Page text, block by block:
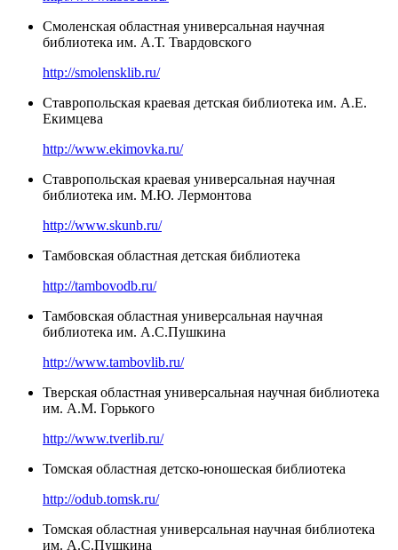
Смоленская областная универсальная научная
библиотека им. А.Т. Твардовского
http://smolensklib.ru/
Ставропольская краевая детская библиотека им. А.Е.
Екимцева
http://www.ekimovka.ru/
Ставропольская краевая универсальная научная
библиотека им. М.Ю. Лермонтова
http://www.skunb.ru/
Тамбовская областная детская библиотека
http://tambovodb.ru/
Тамбовская областная универсальная научная
библиотека им. А.С.Пушкина
http://www.tambovlib.ru/
Тверская областная универсальная научная библиотека
им. А.М. Горького
http://www.tverlib.ru/
Томская областная детско-юношеская библиотека
http://odub.tomsk.ru/
Томская областная универсальная научная библиотека
им. А.С.Пушкина